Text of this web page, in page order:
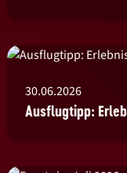
30.06.2026
Ausflugtipp: